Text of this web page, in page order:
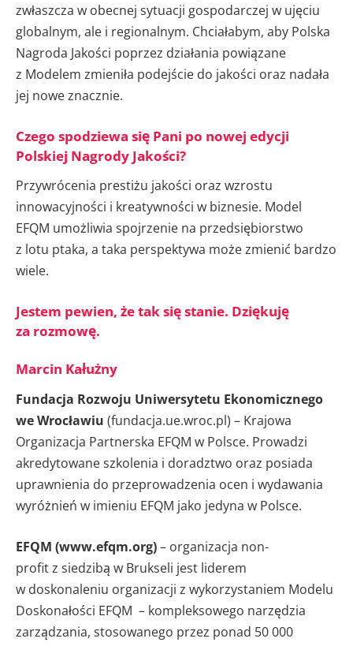
zwłaszcza w obecnej sytuacji gospodarczej w ujęciu
globalnym, ale i regionalnym. Chciałabym, aby Polska
Nagroda Jakości poprzez działania powiązane
z Modelem zmieniła podejście do jakości oraz nadała
jej nowe znacznie.
Czego spodziewa się Pani po nowej edycji
Polskiej Nagrody Jakości?
Przywrócenia prestiżu jakości oraz wzrostu
innowacyjności i kreatywności w biznesie. Model
EFQM umożliwia spojrzenie na przedsiębiorstwo
z lotu ptaka, a taka perspektywa może zmienić bardzo
wiele.
Jestem pewien, że tak się stanie. Dziękuję
za rozmowę.
Marcin Kałużny
Fundacja Rozwoju Uniwersytetu Ekonomicznego
we Wrocławiu (fundacja.ue.wroc.pl) – Krajowa
Organizacja Partnerska EFQM w Polsce. Prowadzi
akredytowane szkolenia i doradztwo oraz posiada
uprawnienia do przeprowadzenia ocen i wydawania
wyróżnień w imieniu EFQM jako jedyna w Polsce.
EFQM (www.efqm.org)– organizacja non-
profit z siedzibą w Brukseli jest liderem
w doskonaleniu organizacji z wykorzystaniem Modelu
Doskonałości EFQM – kompleksowego narzędzia
zarządzania, stosowanego przez ponad 50 000